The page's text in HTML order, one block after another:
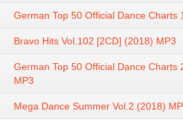
German Top 50 Official Dance Charts
Bravo Hits Vol.102 [2CD] (2018) MP3
German Top 50 Official Dance Charts
MP3
Mega Dance Summer Vol.2 (2018)